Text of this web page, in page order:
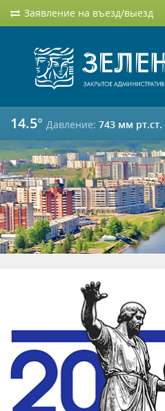
Заявление на въезд/выезд
14.5° Давление: 743 мм рт.ст.